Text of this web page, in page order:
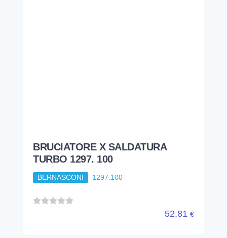
BRUCIATORE X SALDATURA
TURBO 1297. 100
BERNASCONI 1297.100
52,81 €